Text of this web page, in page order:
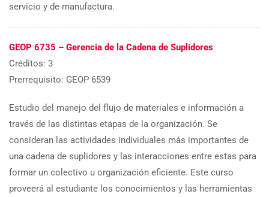
servicio y de manufactura.
GEOP 6735 – Gerencia de la Cadena de Suplidores
Créditos: 3
Prerrequisito: GEOP 6539
Estudio del manejo del flujo de materiales e información a
través de las distintas etapas de la organización. Se
consideran las actividades individuales más importantes de
una cadena de suplidores y las interacciones entre estas para
formar un colectivo u organización eficiente. Este curso
proveerá al estudiante los conocimientos y las herramientas